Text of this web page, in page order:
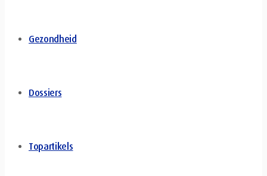
Gezondheid
Dossiers
Topartikels